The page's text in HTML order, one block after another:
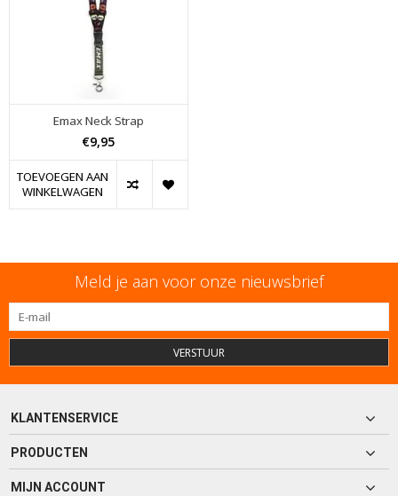
Emax Neck Strap
€9,95
TOEVOEGEN AAN
WINKELWAGEN
Meld je aan voor onze nieuwsbrief
VERSTUUR
KLANTENSERVICE
PRODUCTEN
MIJN ACCOUNT